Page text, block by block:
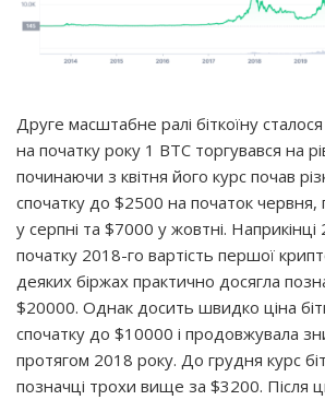
Друге масштабне ралі біткоїну
на початку року 1 BTC торгувався на
починаючи з квітня його курс почав
спочатку до $2500 на початок
у серпні та $7000 у жовтні.
початку 2018-го вартість першої
деяких біржах практично досягла
$20000. Однак досить швидко ціна
спочатку до $10000 і продовжувала
протягом 2018 року. До грудня курс
позначці трохи вище за $3200. Після